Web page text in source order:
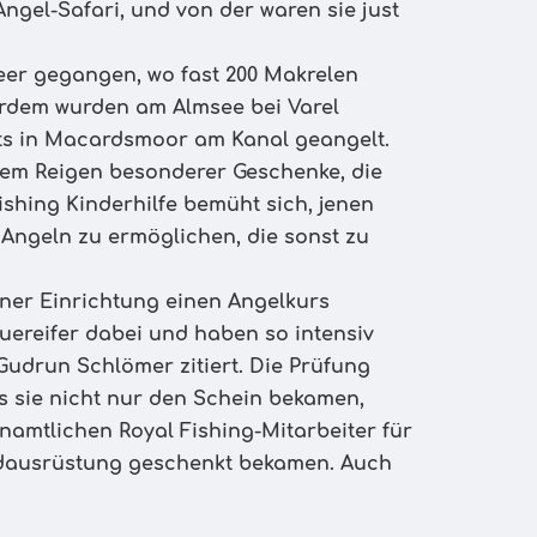
Safari, und von der waren sie just
gegangen, wo fast 200 Makrelen
wurden am Almsee bei Varel
in Macardsmoor am Kanal geangelt.
Reigen besonderer Geschenke, die
Kinderhilfe bemüht sich, jenen
zu ermöglichen, die sonst zu
Einrichtung einen Angelkurs
dabei und haben so intensiv
Schlömer zitiert. Die Prüfung
sie nicht nur den Schein bekamen,
Royal Fishing-Mitarbeiter für
geschenkt bekamen. Auch